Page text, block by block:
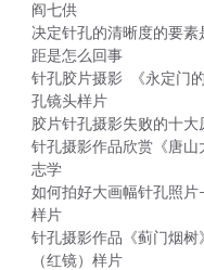
阎七供
决定针孔的清晰度的要
距是怎么回事
针孔胶片摄影 《永定门
孔镜头样片
胶片针孔摄影失败的十大
针孔摄影作品欣赏《唐
志学
如何拍好大画幅针孔照片
样片
针孔摄影作品《蓟门烟
（红镜）样片